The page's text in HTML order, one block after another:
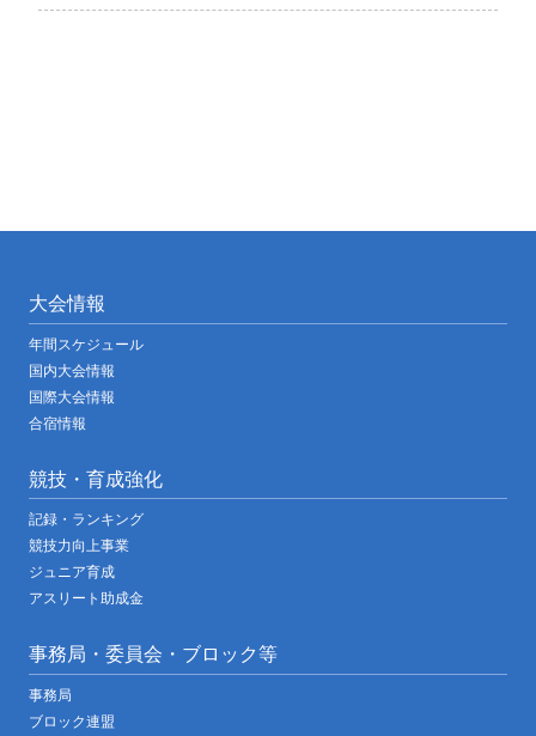
大会情報
年間スケジュール
国内大会情報
国際大会情報
合宿情報
競技・育成強化
記録・ランキング
競技力向上事業
ジュニア育成
アスリート助成金
事務局・委員会・ブロック等
事務局
ブロック連盟